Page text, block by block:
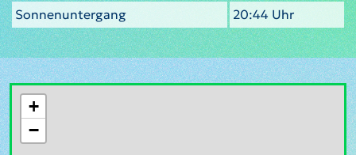
Sonnenuntergang
20:44 Uhr
+
−